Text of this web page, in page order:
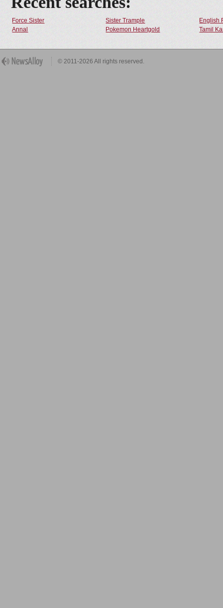
Force Sister Sister Trample
English
Annal
Pokemon Heartgold Tamil
© 2011-2026 All rights reserved.